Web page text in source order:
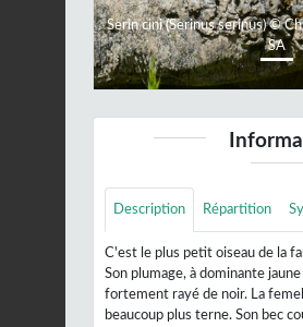
Serin cini (Serinus serinus) ©
SA
Description Répartition
C'est le plus petit oiseau de la
Son plumage, à dominante
fortement rayé de noir. La
beaucoup plus terne. Son bec